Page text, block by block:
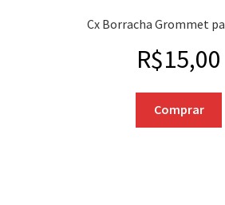
Cx Borracha Grommet
R$15,00
Comprar